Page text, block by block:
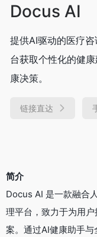
Docus AI
提供AI驱动的医疗
台获取个性化的健
康决策。
链接直达
简介
Docus AI 是一款融合
理平台，致力于为用
案。通过AI健康助手